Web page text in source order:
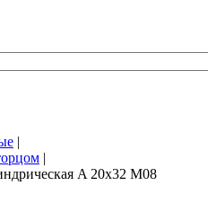
|
|
A 20х32 M08